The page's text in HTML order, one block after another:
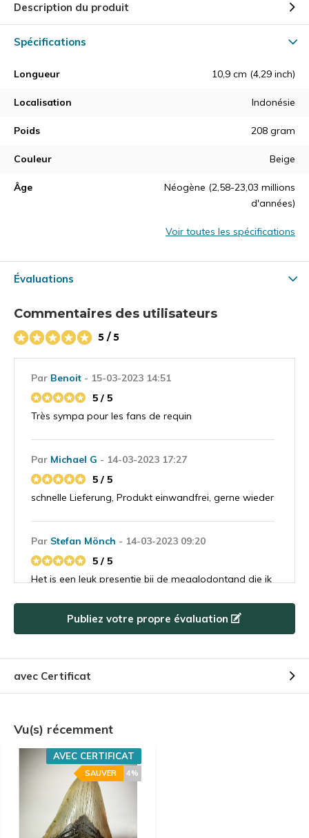
Description du produit
Spécifications
Longueur 10,9 cm (4,29 inch)
Localisation Indonésie
Poids 208 gram
Couleur Beige
Âge
Néogène (2,58-23,03 millions
d'années)
Voir toutes les spécifications
Évaluations
Commentaires des utilisateurs
5 / 5
Par Benoit - 15-03-2023 14:51
5 / 5
Très sympa pour les fans de requin
Par Michael G - 14-03-2023 17:27
5 / 5
schnelle Lieferung, Produkt einwandfrei, gerne wieder
Par Stefan Mönch - 14-03-2023 09:20
5 / 5
Het is een leuk presentje bij de megalodontand die ik
helemaal gek van. Ik denk dat hij ook een
Super blij met mijn bestelling, gaan zeker alweer
bestellen
F de vries- 10-08-2022 12:42
5 / 5
Besteld en de volgende dag al binnen , heel goed
Publiez votre propre évaluation
avec Certificat
Vu(s) récemment
AVEC CERTIFICAT
4%
SAUVER